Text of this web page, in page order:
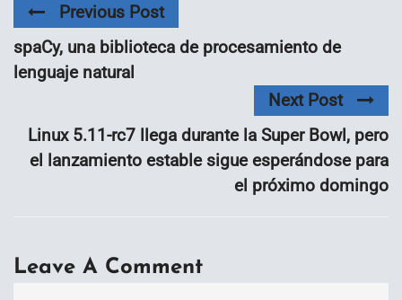
Previous Post
spaCy, una biblioteca de procesamiento de
lenguaje natural
Next Post
Linux 5.11-rc7 llega durante la Super Bowl, pero
el lanzamiento estable sigue esperándose para
el próximo domingo
Leave A Comment